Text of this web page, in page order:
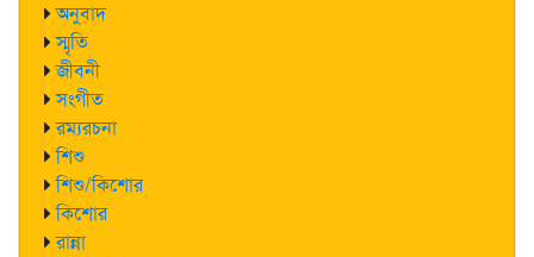
অনুবাদ
স্মৃতি
জীবনী
সংগীত
রম্যরচনা
শিশু
শিশু/কিশোর
কিশোর
রান্না